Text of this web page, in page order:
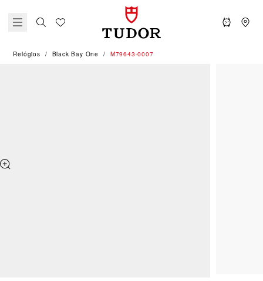
Relógios Black Bay One M79643-0007